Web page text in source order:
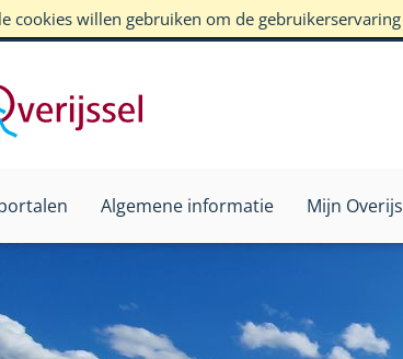
cookies willen gebruiken om de
Algemene informatie Mijn